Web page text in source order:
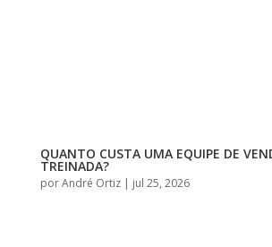
QUANTO CUSTA UMA EQUIPE DE
TREINADA?
porAndré Ortiz| jul 25, 2026